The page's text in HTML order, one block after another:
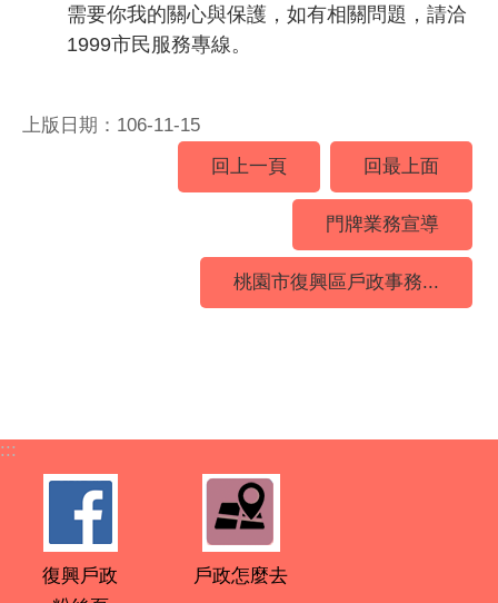
需要你我的關心與保護，如有相關問題，請洽
1999市民服務專線。
上版日期：106-11-15
回上一頁
回最上面
門牌業務宣導
桃園市復興區戶政事務...
:::
復興戶政
戶政怎麼去